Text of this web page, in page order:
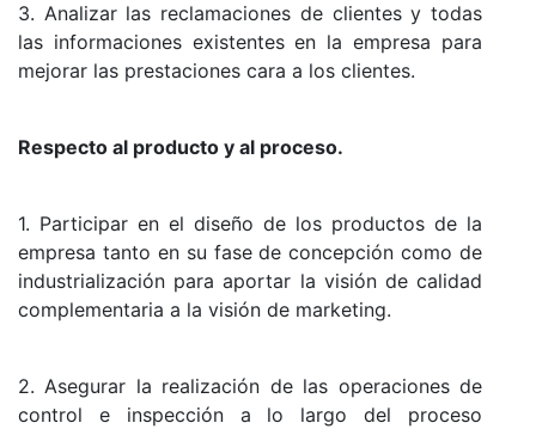
3. Analizar las reclamaciones de clientes y todas
las informaciones existentes en la empresa para
mejorar las prestaciones cara a los clientes.
Respecto al producto y al proceso.
1. Participar en el diseño de los productos de la
empresa tanto en su fase de concepción como de
industrialización para aportar la visión de calidad
complementaria a la visión de marketing.
2. Asegurar la realización de las operaciones de
control e inspección a lo largo del proceso